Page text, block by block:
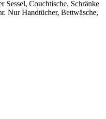
Sessel, Couchtische, Schränke
Nur Handtücher, Bettwäsche,